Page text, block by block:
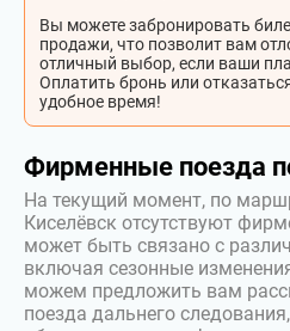
Вы можете забронировать
продажи, что позволит вам
отличный выбор, если ваши
Оплатить бронь или
удобное время!
Фирменные поезда
На текущий момент, по
Киселёвск отсутствуют
может быть связано с
включая сезонные
можем предложить вам
поезда дальнего